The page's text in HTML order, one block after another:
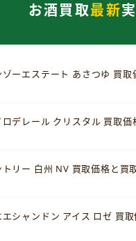
お酒買取最新
ゾーエステート あさつゆ 買
ロデレール クリスタル 買取
トリー 白州 NV 買取価格と買
エシャンドン アイス ロゼ 買